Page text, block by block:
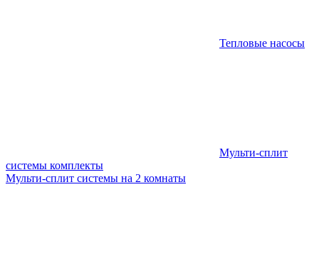
Тепловые насосы
Мульти-сплит
системы комплекты
Мульти-сплит системы на 2 комнаты